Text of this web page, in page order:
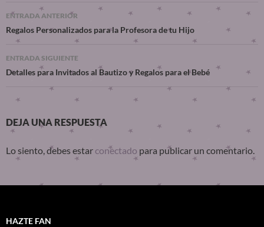
ENTRADA ANTERIOR
Regalos Personalizados para la Profesora de tu Hijo
ENTRADA SIGUIENTE
Detalles para Invitados al Bautizo y Regalos para el Bebé
DEJA UNA RESPUESTA
Lo siento, debes estar conectado para publicar un comentario.
HAZTE FAN